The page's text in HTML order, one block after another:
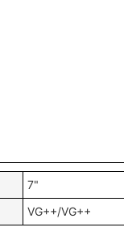
7"
VG++/VG++